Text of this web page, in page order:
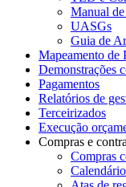
Manual
UASGs
Guia de
Mapeamento de
Demonstrações
Pagamentos
Relatórios de
Terceirizados
Execução
Compras e
Compras